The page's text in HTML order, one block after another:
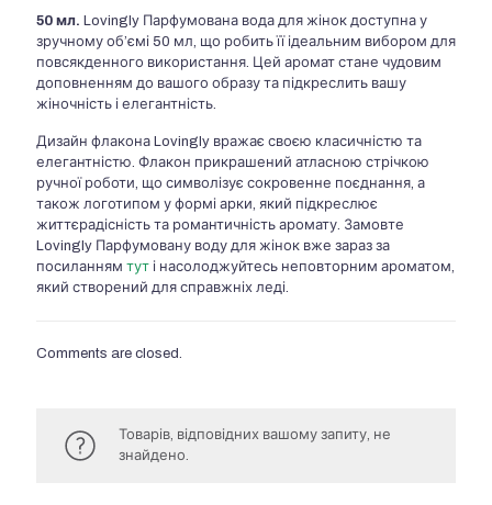
50 мл. Lovingly Парфумована вода для жінок доступна у
зручному об’ємі 50 мл, що робить її ідеальним вибором для
повсякденного використання. Цей аромат стане чудовим
доповненням до вашого образу та підкреслить вашу
жіночність і елегантність.
Дизайн флакона Lovingly вражає своєю класичністю та
елегантністю. Флакон прикрашений атласною стрічкою
ручної роботи, що символізує сокровенне поєднання, а
також логотипом у формі арки, який підкреслює
життєрадісність та романтичність аромату. Замовте
Lovingly Парфумовану воду для жінок вже зараз за
посиланням тут і насолоджуйтесь неповторним ароматом,
який створений для справжніх леді.
Comments are closed.
Товарів, відповідних вашому запиту, не
знайдено.